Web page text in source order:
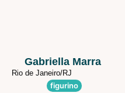
Gabriella Marra
Rio de Janeiro/RJ
figurino